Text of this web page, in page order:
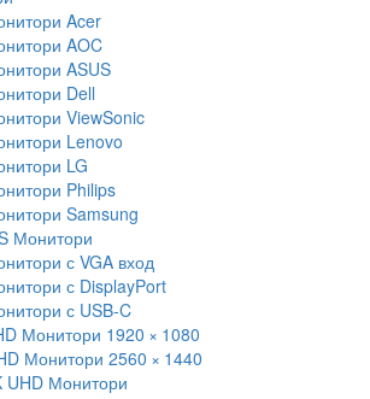
Acer
AOC
ASUS
Dell
ViewSonic
Lenovo
LG
Philips
Samsung
Монитори
с VGA вход
с DisplayPort
с USB-C
Монитори 1920 × 1080
Монитори 2560 × 1440
UHD Монитори